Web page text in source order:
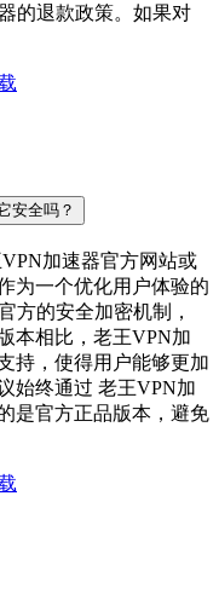
的退款政策。如果对
安全吗？
加速器官方网站或
为一个优化用户体验的
方的安全加密机制，
本相比，老王VPN加
持，使得用户能够更加
始终通过 老王VPN加
是官方正品版本，避免